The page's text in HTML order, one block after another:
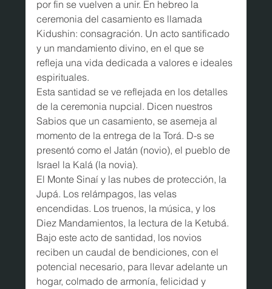
por fin se vuelven a unir. En hebreo la
ceremonia del casamiento es llamada
Kidushin: consagración. Un acto santificado
y un mandamiento divino, en el que se
refleja una vida dedicada a valores e ideales
espirituales.
Esta santidad se ve reflejada en los detalles
de la ceremonia nupcial. Dicen nuestros
Sabios que un casamiento, se asemeja al
momento de la entrega de la Torá. D-s se
presentó como el Jatán (novio), el pueblo de
Israel la Kalá (la novia).
El Monte Sinaí y las nubes de protección, la
Jupá. Los relámpagos, las velas
encendidas. Los truenos, la música, y los
Diez Mandamientos, la lectura de la Ketubá.
Bajo este acto de santidad, los novios
reciben un caudal de bendiciones, con el
potencial necesario, para llevar adelante un
hogar, colmado de armonía, felicidad y